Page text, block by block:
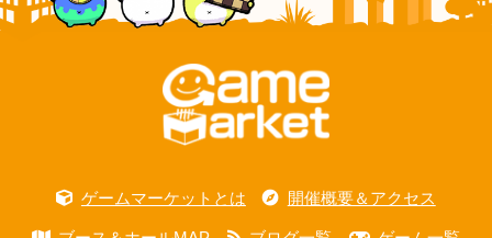
ゲームマーケットとは 開催概要＆アクセス